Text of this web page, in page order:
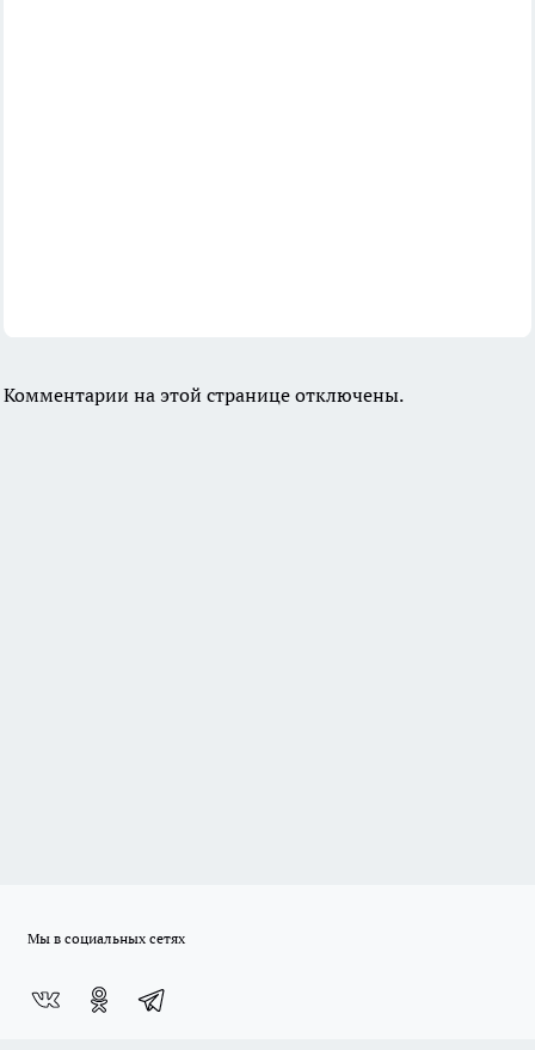
Комментарии на этой странице отключены.
Мы в социальных сетях